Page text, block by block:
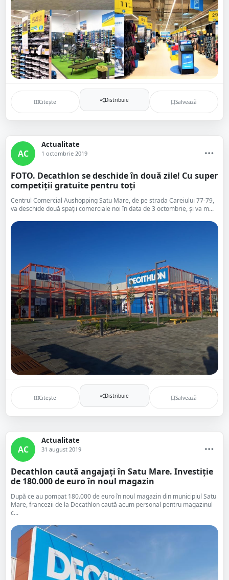
Citește Distribuie Salvează
AC
Actualitate
1 octombrie 2019
FOTO. Decathlon se deschide în două zile! Cu super
competiții gratuite pentru toți
Centrul Comercial Aushopping Satu Mare, de pe strada Careiului 77-79,
va deschide două spații comerciale noi în data de 3 octombrie, și va m...
Citește Distribuie Salvează
AC
Actualitate
31 august 2019
Decathlon caută angajați în Satu Mare. Investiție
de 180.000 de euro în noul magazin
După ce au pompat 180.000 de euro în noul magazin din municipiul Satu
Mare, francezii de la Decathlon caută acum personal pentru magazinul
c...